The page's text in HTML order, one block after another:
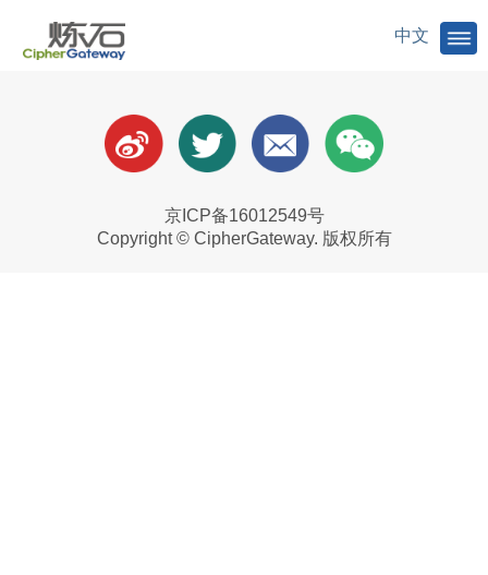
中文
公有云安全 Solutions
京ICP备16012549号
Copyright © CipherGateway. 版权所有